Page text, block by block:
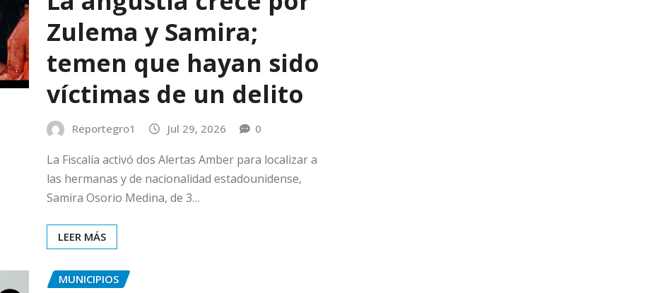
Zulema y Samira;
temen que hayan sido
víctimas de un delito
Reportegro1 Jul 29, 2026 0
La Fiscalía activó dos Alertas Amber para localizar a
las hermanas y de nacionalidad estadounidense,
Samira Osorio Medina, de 3…
LEER MÁS
MUNICIPIOS